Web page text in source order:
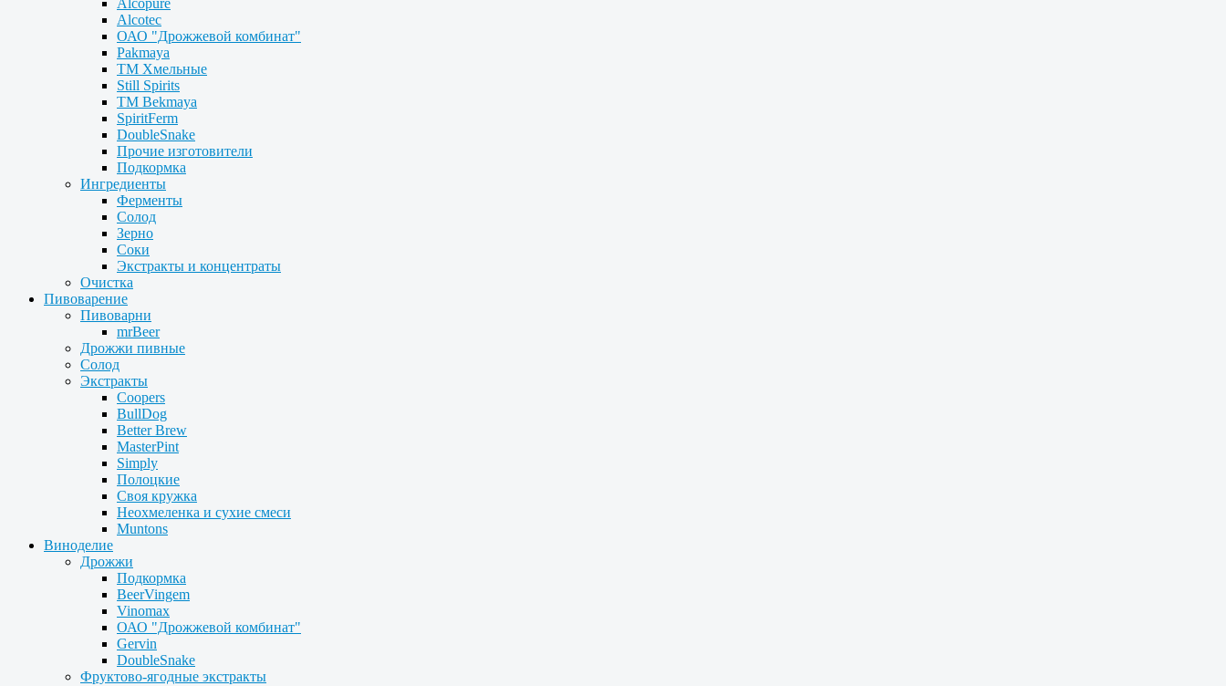
Alcopure
Alcotec
ОАО "Дрожжевой комбинат"
Pakmaya
ТМ Хмельные
Still Spirits
ТМ Bekmaya
SpiritFerm
DoubleSnake
Прочие изготовители
Подкормка
Ингредиенты
Ферменты
Солод
Зерно
Соки
Экстракты и концентраты
Очистка
Пивоварение
Пивоварни
mrBeer
Дрожжи пивные
Солод
Экстракты
Coopers
BullDog
Better Brew
MasterPint
Simply
Полоцкие
Своя кружка
Неохмеленка и сухие смеси
Muntons
Виноделие
Дрожжи
Подкормка
BeerVingem
Vinomax
ОАО "Дрожжевой комбинат"
Gervin
DoubleSnake
Фруктово-ягодные экстракты